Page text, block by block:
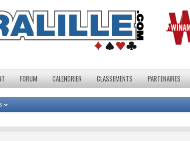
FORUM CALENDRIER CLASSEMENTS PARTENAIRES